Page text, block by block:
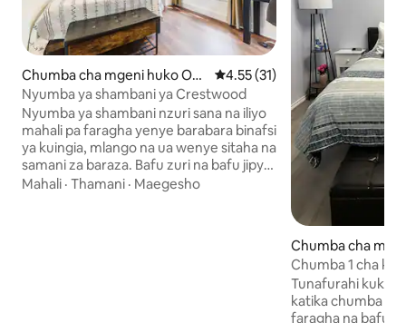
Chumba cha mgeni huko Okl
ahoma City
Ukadiriaji wa wastani wa 4.55
4.55 (31)
Nyumba ya shambani ya Crestwood
Nyumba ya shambani nzuri sana na iliyo
mahali pa faragha yenye barabara binafsi
ya kuingia, mlango na ua wenye sitaha na
samani za baraza. Bafu zuri na bafu jipya
la kuingia (hakuna beseni la kuogea).
Mahali · Thamani · Maegesho
Chumba cha
oore
Chumba 1 cha
Mji/Mbwawa wa
Moto!
Tunafurahi
katika chumba
faragha na bafu